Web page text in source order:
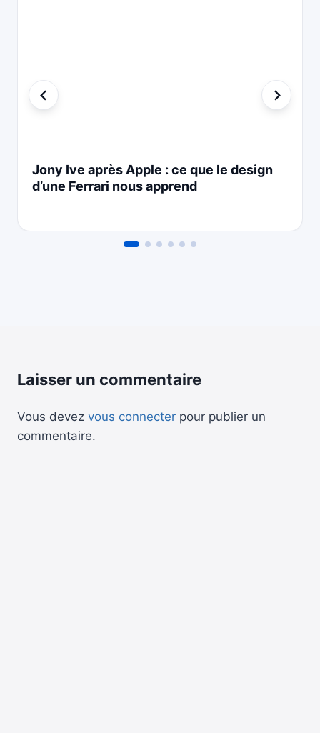
Jony Ive après Apple : ce que le design
d’une Ferrari nous apprend
Laisser un commentaire
Vous devez vous connecter pour publier un
commentaire.